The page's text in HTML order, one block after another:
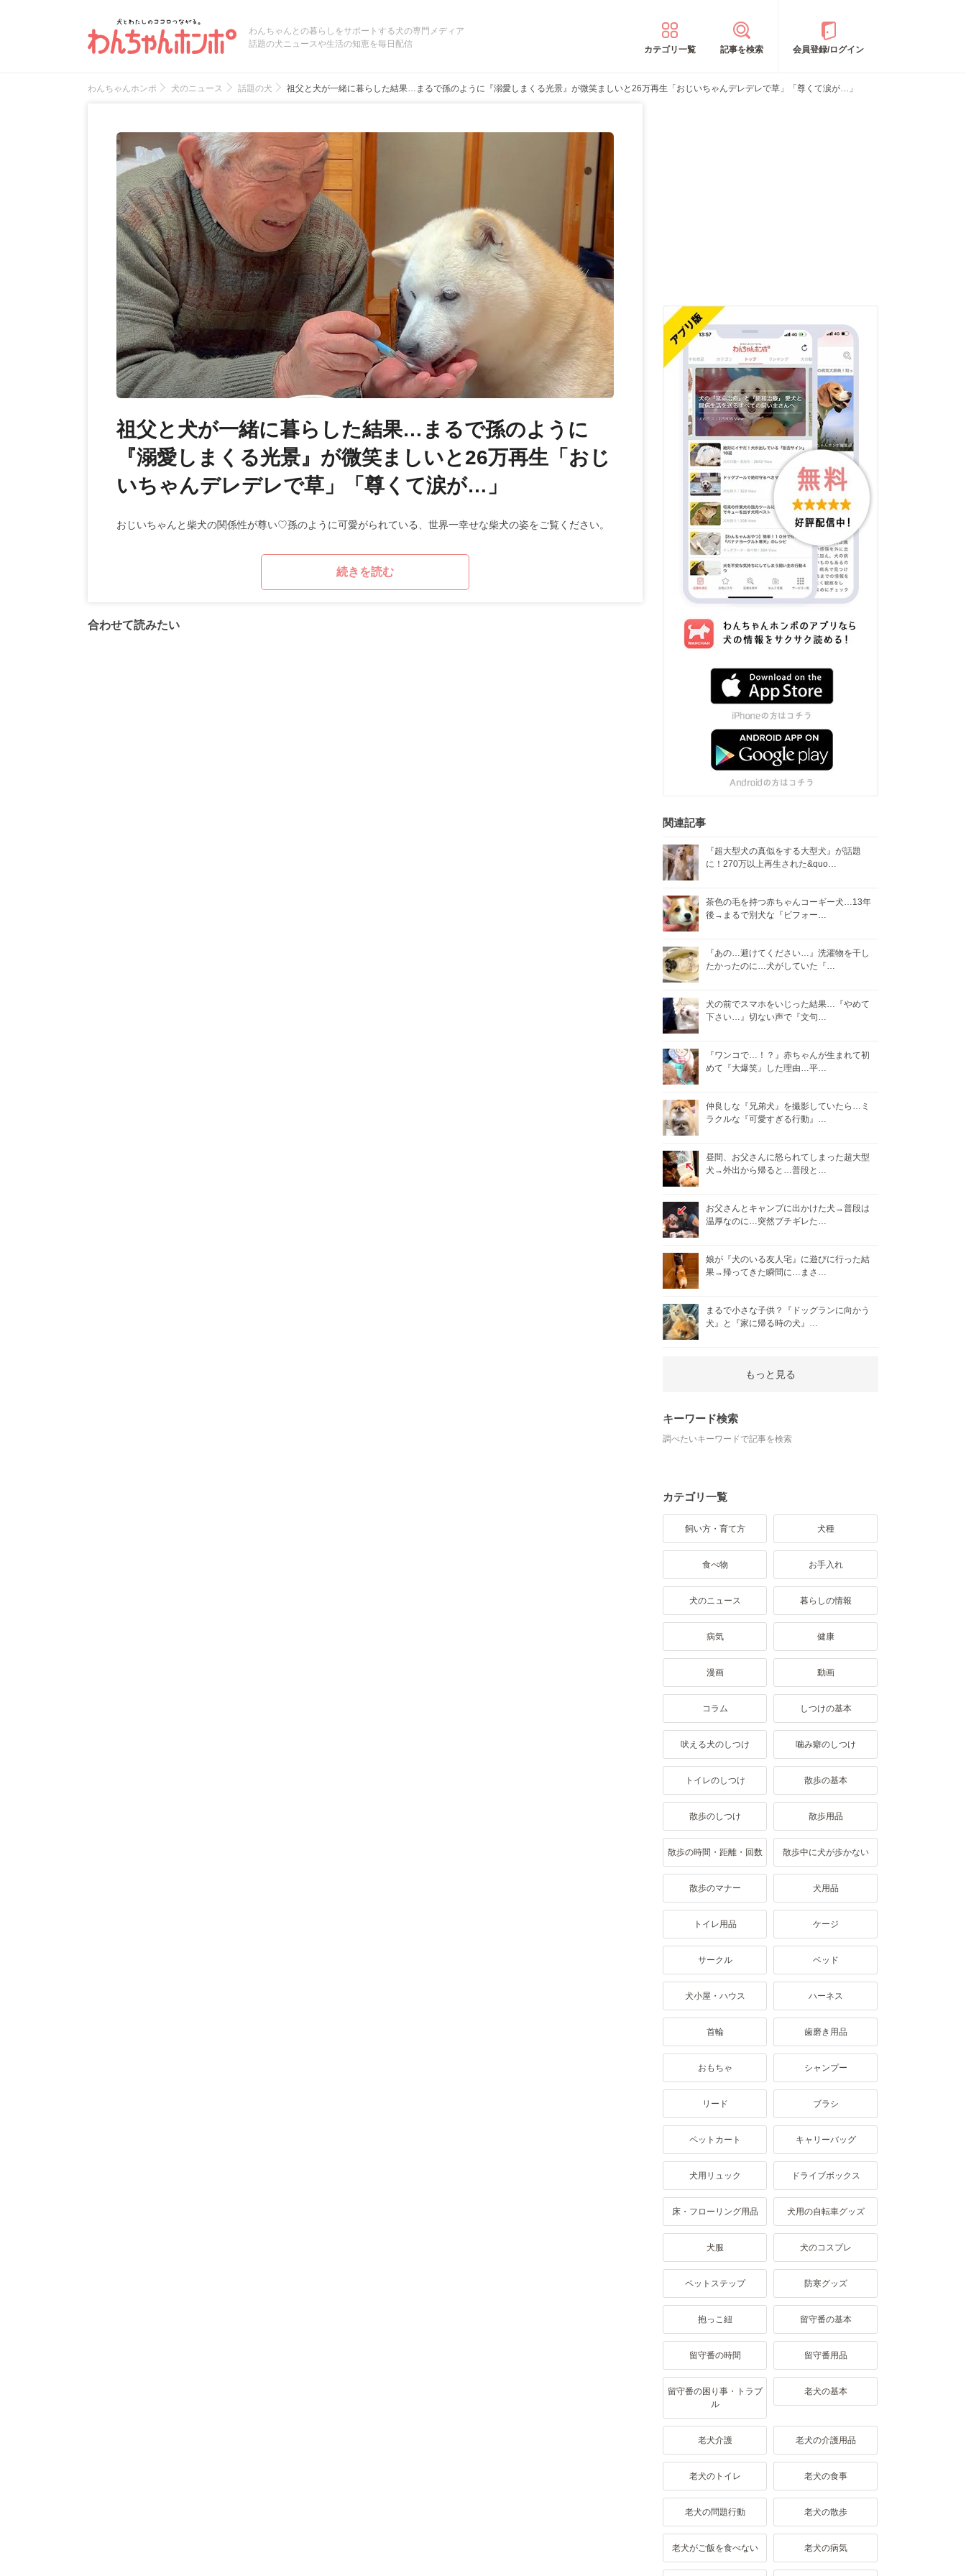
わんちゃんとの暮らしをサポートする犬の専門メディア
話題の犬ニュースや生活の知恵を毎日配信
カテゴリ一覧 記事を検索 会員登録/ログイン
わんちゃんホンポ 犬のニュース 話題の犬 祖父と犬が一緒に暮らした結果…まるで孫のように『溺愛しまくる光景』が微笑ましいと26万再生「おじいちゃんデレデレで草」「尊くて涙が…」
祖父と犬が一緒に暮らした結果…まるで孫のように
『溺愛しまくる光景』が微笑ましいと26万再生「おじ
いちゃんデレデレで草」「尊くて涙が…」
おじいちゃんと柴犬の関係性が尊い♡孫のように可愛がられている、世界一幸せな柴犬の姿をご覧ください。
続きを読む
合わせて読みたい
関連記事
『超大型犬の真似をする大型犬』が話題
に！270万以上再生された&quo…
茶色の毛を持つ赤ちゃんコーギー犬…13年
後→まるで別犬な『ビフォー…
『あの…避けてください…』洗濯物を干し
たかったのに…犬がしていた『…
犬の前でスマホをいじった結果…『やめて
下さい…』切ない声で『文句…
『ワンコで…！？』赤ちゃんが生まれて初
めて『大爆笑』した理由…平…
仲良しな『兄弟犬』を撮影していたら…ミ
ラクルな『可愛すぎる行動』…
昼間、お父さんに怒られてしまった超大型
犬→外出から帰ると…普段と…
お父さんとキャンプに出かけた犬→普段は
温厚なのに…突然ブチギレた…
娘が『犬のいる友人宅』に遊びに行った結
果→帰ってきた瞬間に…まさ…
まるで小さな子供？『ドッグランに向かう
犬』と『家に帰る時の犬』…
もっと見る
キーワード検索
調べたいキーワードで記事を検索
カテゴリ一覧
飼い方・育て方 犬種
食べ物 お手入れ
犬のニュース 暮らしの情報
病気 健康
漫画 動画
コラム しつけの基本
吠える犬のしつけ 噛み癖のしつけ
トイレのしつけ 散歩の基本
散歩のしつけ 散歩用品
散歩の時間・距離・回数 散歩中に犬が歩かない
散歩のマナー 犬用品
トイレ用品 ケージ
サークル ベッド
犬小屋・ハウス ハーネス
首輪 歯磨き用品
おもちゃ シャンプー
リード ブラシ
ペットカート キャリーバッグ
犬用リュック ドライブボックス
床・フローリング用品 犬用の自転車グッズ
犬服 犬のコスプレ
ペットステップ 防寒グッズ
抱っこ紐 留守番の基本
留守番の時間 留守番用品
留守番の困り事・トラブ
ル
老犬の基本
老犬介護 老犬の介護用品
老犬のトイレ 老犬の食事
老犬の問題行動 老犬の散歩
老犬がご飯を食べない 老犬の病気